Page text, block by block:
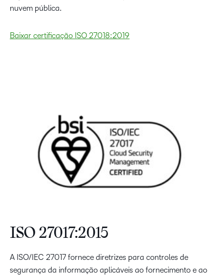
nuvem pública.
Baixar certificação ISO 27018:2019
ISO 27017:2015
A ISO/IEC 27017 fornece diretrizes para controles de
segurança da informação aplicáveis ao fornecimento e ao